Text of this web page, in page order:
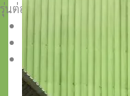
รุ่นต่อ ๆ ไป